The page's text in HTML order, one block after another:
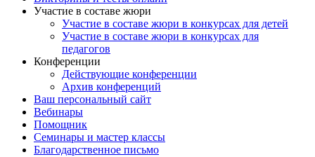
Участие в составе жюри
Участие в составе жюри в конкурсах для детей
Участие в составе жюри в конкурсах для
педагогов
Конференции
Действующие конференции
Архив конференций
Ваш персональный сайт
Вебинары
Помощник
Семинары и мастер классы
Благодарственное письмо